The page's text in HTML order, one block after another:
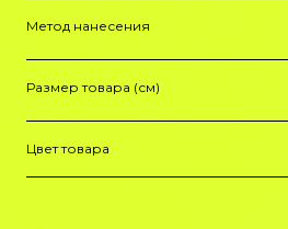
Метод нанесения
Размер товара (см)
Цвет товара